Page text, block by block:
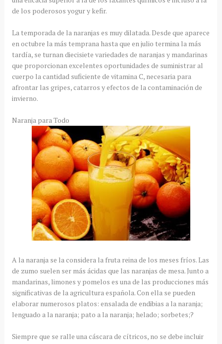
de los poderosos yogur y kefir.
La temporada de la naranjas es muy dilatada. Desde que aparece
en octubre la más temprana hasta que en julio termina la más
tardía, se turnan diecisiete variedades de naranjas y mandarinas
que proporcionan excelentes oportunidades de suministrar al
cuerpo la cantidad suficiente de vitamina C, necesaria para
afrontar las gripes, catarros y efectos de la contaminación de
invierno.
Naranja para Todo
A la naranja se la considera la fruta reina de los meses fríos. Las
de zumo suelen ser más ácidas que las naranjas de mesa. Junto a
mandarinas, limones y pomelos es una de las producciones más
significativas de la agricultura española. Con ella se pueden
elaborar numerosos platos: ensalada de endibias a la naranja;
lenguado a la naranja; pato a la naranja; helado; sorbetes;?
Siempre que se ralle una cáscara de cítricos, no se debe incluir